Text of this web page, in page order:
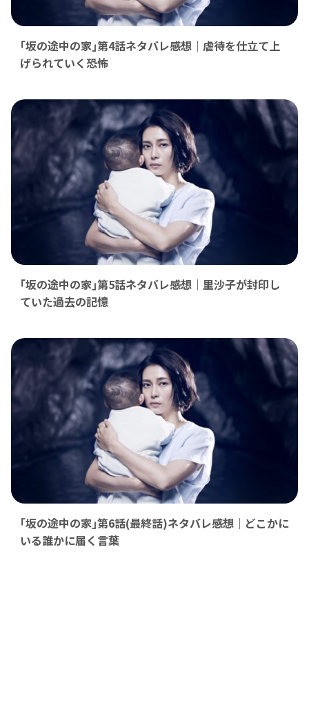
｢坂の途中の家｣第4話ネタバレ感想｜虐待を仕立て上
げられていく恐怖
｢坂の途中の家｣第5話ネタバレ感想｜里沙子が封印し
ていた過去の記憶
｢坂の途中の家｣第6話(最終話)ネタバレ感想｜どこかに
いる誰かに届く言葉